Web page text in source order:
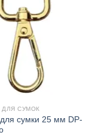
ДЛЯ СУМОК
сумки 25 мм DP-